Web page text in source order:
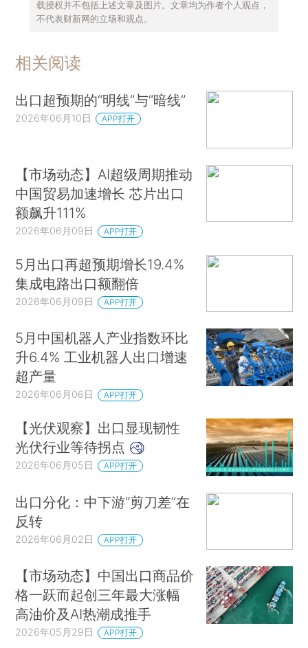
载授权并不包括上述文章及图片。文章均为作者个人观点，
不代表财新网的立场和观点。
相关阅读
出口超预期的“明线”与“暗线”
2026年06月10日 APP打开
【市场动态】AI超级周期推动
中国贸易加速增长 芯片出口
额飙升111%
2026年06月09日 APP打开
5月出口再超预期增长19.4%
集成电路出口额翻倍
2026年06月09日 APP打开
5月中国机器人产业指数环比
升6.4% 工业机器人出口增速
超产量
2026年06月06日 APP打开
【光伏观察】出口显现韧性
光伏行业等待拐点
2026年06月05日 APP打开
出口分化：中下游“剪刀差”在
反转
2026年06月02日 APP打开
【市场动态】中国出口商品价
格一跃而起创三年最大涨幅
高油价及AI热潮成推手
2026年05月29日 APP打开